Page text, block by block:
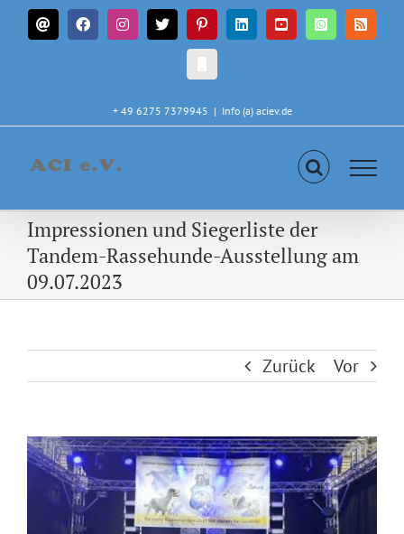
Zum
InhaltE-
Mail
FacebookInstagram
X PinterestLinkedInYouTubeWhatsApp
Rss
IN
+ 49 6275 7379945 | Info (a) aciev.de
Impressionen und Siegerliste der
Tandem-Rassehunde-Ausstellung am
09.07.2023
Zurück Vor
Zeige
grösseres
Bild